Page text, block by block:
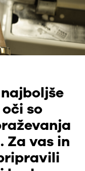
so
Za vas in